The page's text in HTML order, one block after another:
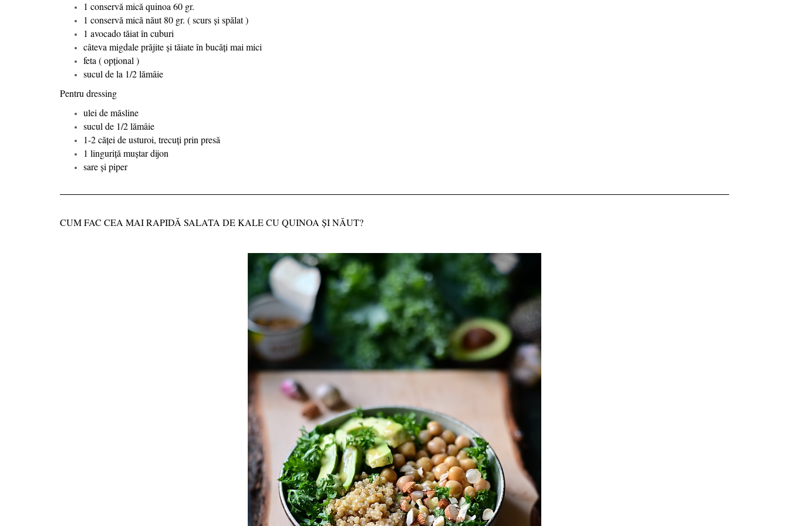
1 conservă mică quinoa 60 gr.
1 conservă mică năut 80 gr. ( scurs și spălat )
1 avocado tăiat în cuburi
câteva migdale prăjite și tăiate în bucăți mai mici
feta ( opțional )
sucul de la 1/2 lămâie
Pentru dressing
ulei de măsline
sucul de 1/2 lămâie
1-2 căței de usturoi, trecuți prin presă
1 linguriță muștar dijon
sare și piper
CUM FAC CEA MAI RAPIDĂ SALATA DE KALE CU QUINOA ȘI NĂUT?